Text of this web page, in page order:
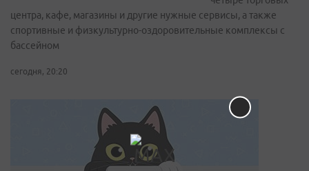
центра, кафе, магазины и другие нужные сервисы, а также
спортивные и физкультурно-оздоровительные комплексы с
бассейном
сегодня, 20:20